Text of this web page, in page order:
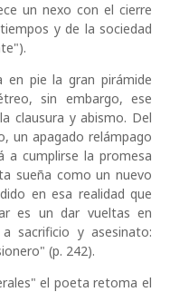
un nexo con el cierre
y de la sociedad
en pie la gran pirámide
sin embargo, ese
clausura y abismo. Del
un apagado relámpago
a cumplirse la promesa
sueña como un nuevo
en esa realidad que
es un dar vueltas en
sacrificio y asesinato:
(p. 242).
el poeta retoma el